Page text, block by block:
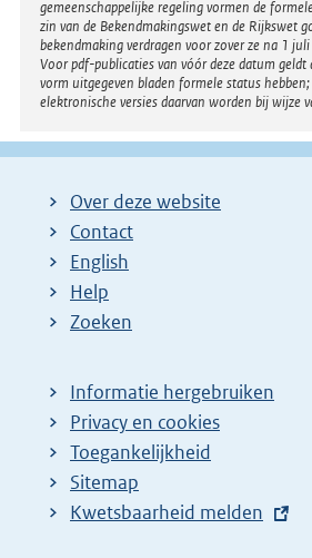
gemeenschappelijke regeling vormen de
zin van de Bekendmakingswet en de Rijkswet
bekendmaking verdragen voor zover ze na 1
Voor pdf-publicaties van vóór deze datum geldt
vorm uitgegeven bladen formele status
elektronische versies daarvan worden bij wijze
Over deze website
Contact
English
Help
Zoeken
Informatie hergebruiken
Privacy en cookies
Toegankelijkheid
Sitemap
E
Kwetsbaarheid melden